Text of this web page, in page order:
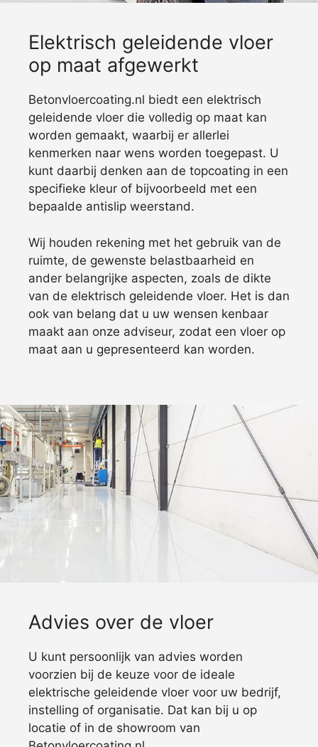
Elektrisch geleidende vloer
op maat afgewerkt
Betonvloercoating.nl biedt een elektrisch
geleidende vloer die volledig op maat kan
worden gemaakt, waarbij er allerlei
kenmerken naar wens worden toegepast. U
kunt daarbij denken aan de topcoating in een
specifieke kleur of bijvoorbeeld met een
bepaalde antislip weerstand.
Wij houden rekening met het gebruik van de
ruimte, de gewenste belastbaarheid en
ander belangrijke aspecten, zoals de dikte
van de elektrisch geleidende vloer. Het is dan
ook van belang dat u uw wensen kenbaar
maakt aan onze adviseur, zodat een vloer op
maat aan u gepresenteerd kan worden.
Advies over de vloer
U kunt persoonlijk van advies worden
voorzien bij de keuze voor de ideale
elektrische geleidende vloer voor uw bedrijf,
instelling of organisatie. Dat kan bij u op
locatie of in de showroom van